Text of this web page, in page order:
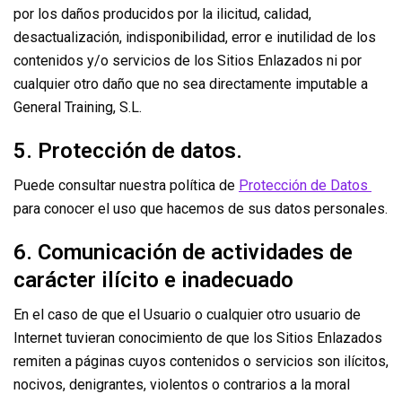
por los daños producidos por la ilicitud, calidad,
desactualización, indisponibilidad, error e inutilidad de los
contenidos y/o servicios de los Sitios Enlazados ni por
cualquier otro daño que no sea directamente imputable a
General Training, S.L.
5. Protección de datos.
Puede consultar nuestra política de Protección de Datos
para conocer el uso que hacemos de sus datos personales.
6. Comunicación de actividades de
carácter ilícito e inadecuado
En el caso de que el Usuario o cualquier otro usuario de
Internet tuvieran conocimiento de que los Sitios Enlazados
remiten a páginas cuyos contenidos o servicios son ilícitos,
nocivos, denigrantes, violentos o contrarios a la moral